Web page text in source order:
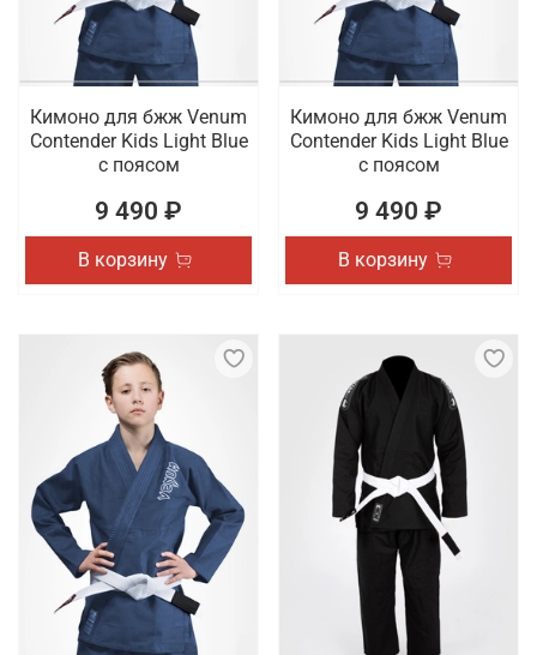
Кимоно для бжж Venum
Contender Kids Light Blue
с поясом
9 490 ₽
В корзину
Кимоно для бжж Venum
Contender Kids Light Blue
с поясом
9 490 ₽
В корзину